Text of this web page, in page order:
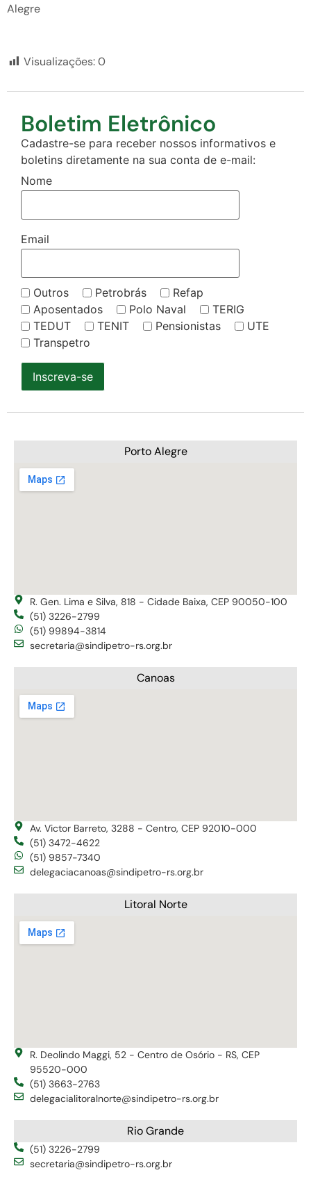
Alegre
Visualizações:0
Boletim Eletrônico
Cadastre-se para receber nossos informativos e
boletins diretamente na sua conta de e-mail:
Nome
Email
Outros Petrobrás
Refap
Aposentados
Polo Naval
TERIG
TEDUT
TENIT Pensionistas
UTE
Transpetro
Inscreva-se
Porto Alegre
R. Gen. Lima e Silva, 818 - Cidade Baixa, CEP 90050-100
(51) 3226-2799
(51) 99894-3814
secretaria@sindipetro-rs.org.br
Canoas
Av. Victor Barreto, 3288 - Centro, CEP 92010-000
(51) 3472-4622
(51) 9857-7340
delegaciacanoas@sindipetro-rs.org.br
Litoral Norte
R. Deolindo Maggi, 52 - Centro de Osório - RS, CEP
95520-000
(51) 3663-2763
delegacialitoralnorte@sindipetro-rs.org.br
Rio Grande
(51) 3226-2799
secretaria@sindipetro-rs.org.br